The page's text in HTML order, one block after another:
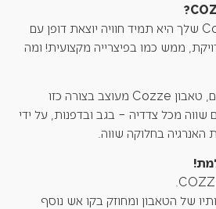
הכנת פיצה בטאבון Cozze שלך היא תמיד חוויה יוצאת דופן עם
ממש כמו בפיצרייה מקצועית! ומה
שלא כמו בטאבונים אחרים, טאבון Cozze מעוצב בצורה כזו
שווה מכל צדדיה – בגב ובדפנות, על ידי
של הטאבון ומחוזק בקו אש נוסף